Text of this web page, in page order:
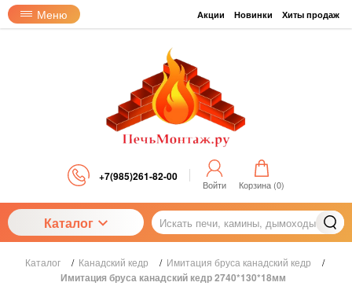
Меню Акции Новинки Хиты продаж
+7(985)261-82-00
Войти Корзина (0)
Каталог
Каталог / Канадский кедр / Имитация бруса канадский кедр /
Имитация бруса канадский кедр 2740*130*18мм